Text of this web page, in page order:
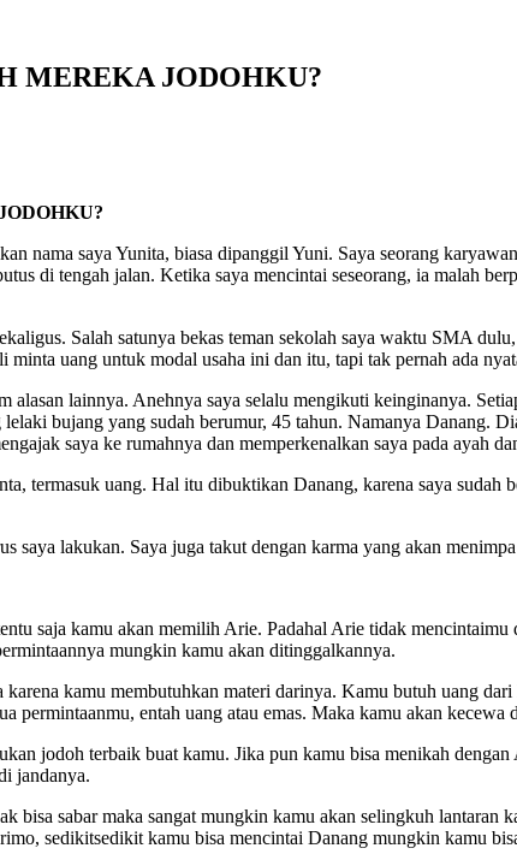
MEREKA JODOHKU?
nama saya Yunita, biasa dipanggil Yuni. Saya seorang
di tengah jalan. Ketika saya mencintai seseorang, ia malah
Salah satunya bekas teman sekolah saya waktu SMA
uang untuk modal usaha ini dan itu, tapi tak pernah ada
alasan lainnya. Anehnya saya selalu mengikuti keinginanya.
bujang yang sudah berumur, 45 tahun. Namanya Danang.
saya ke rumahnya dan memperkenalkan saya pada ayah
termasuk uang. Hal itu dibuktikan Danang, karena saya
saya lakukan. Saya juga takut dengan karma yang akan
saja kamu akan memilih Arie. Padahal Arie tidak
mungkin kamu akan ditinggalkannya.
kamu membutuhkan materi darinya. Kamu butuh uang
permintaanmu, entah uang atau emas. Maka kamu akan kecewa
jodoh terbaik buat kamu. Jika pun kamu bisa menikah
jandanya.
bisa sabar maka sangat mungkin kamu akan selingkuh lantaran
sedikitsedikit kamu bisa mencintai Danang mungkin kamu